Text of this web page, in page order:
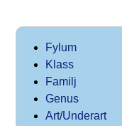
Fylum
Klass
Familj
Genus
Art/Underart